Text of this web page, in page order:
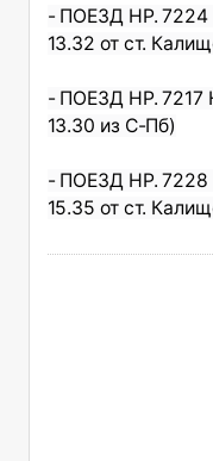
- ПОЕЗД НР.
13.32 от ст.
- ПОЕЗД НР.
13.30 из С-Пб)
- ПОЕЗД НР.
15.35 от ст.